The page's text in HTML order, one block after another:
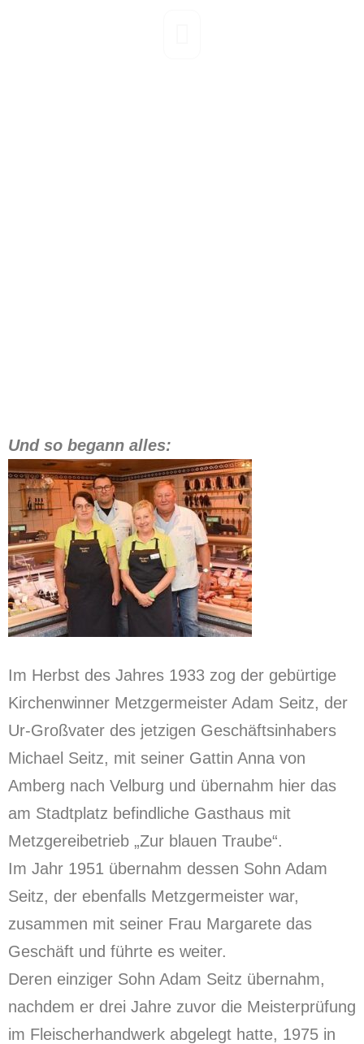
Und so begann alles:
Im Herbst des Jahres 1933 zog der gebürtige
Kirchenwinner Metzgermeister Adam Seitz, der
Ur-Großvater des jetzigen Geschäftsinhabers
Michael Seitz, mit seiner Gattin Anna von
Amberg nach Velburg und übernahm hier das
am Stadtplatz befindliche Gasthaus mit
Metzgereibetrieb „Zur blauen Traube“.
Im Jahr 1951 übernahm dessen Sohn Adam
Seitz, der ebenfalls Metzgermeister war,
zusammen mit seiner Frau Margarete das
Geschäft und führte es weiter.
Deren einziger Sohn Adam Seitz übernahm,
nachdem er drei Jahre zuvor die Meisterprüfung
im Fleischerhandwerk abgelegt hatte, 1975 in